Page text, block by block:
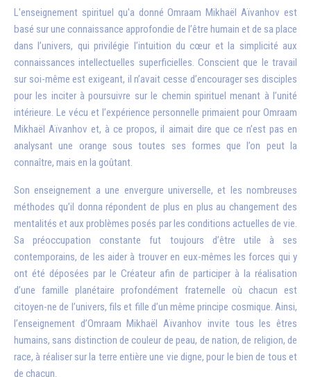
L'enseignement spirituel qu'a donnéOmraam Mikhaël Aïvanhov est
basé sur une connaissance approfondie de l’être humain et de sa place
dans l’univers, qui privilégie l’intuition du cœur et la simplicité aux
connaissances intellectuelles superficielles. Conscient que le travail
sur soi-même est exigeant, il n’avait cesse d’encourager ses disciples
pour les inciter à poursuivre sur le chemin spirituel menant à l’unité
intérieure. Le vécu et l’expérience personnelle primaient pour Omraam
Mikhaël Aïvanhov et, à ce propos, il aimait dire que ce n’est pas en
analysant une orange sous toutes ses formes que l’on peut la
connaître, mais en la goûtant.
Son enseignement a une envergure universelle, et les nombreuses
méthodes qu’il donna répondent de plus en plus au changement des
mentalités et aux problèmes posés par les conditions actuelles de vie.
Sa préoccupation constante fut toujours d’être utile à ses
contemporains, de les aider à trouver en eux-mêmes les forces qui y
ont été déposées par le Créateur afin de participer à la réalisation
d’une famille planétaire profondément fraternelle où chacun est
citoyen-ne de l’univers, fils et fille d’un même principe cosmique. Ainsi,
l’enseignement d’Omraam Mikhaël Aïvanhov invite tous les êtres
humains, sans distinction de couleur de peau, de nation, de religion, de
race, à réaliser sur la terre entière une vie digne, pour le bien de tous et
de chacun.